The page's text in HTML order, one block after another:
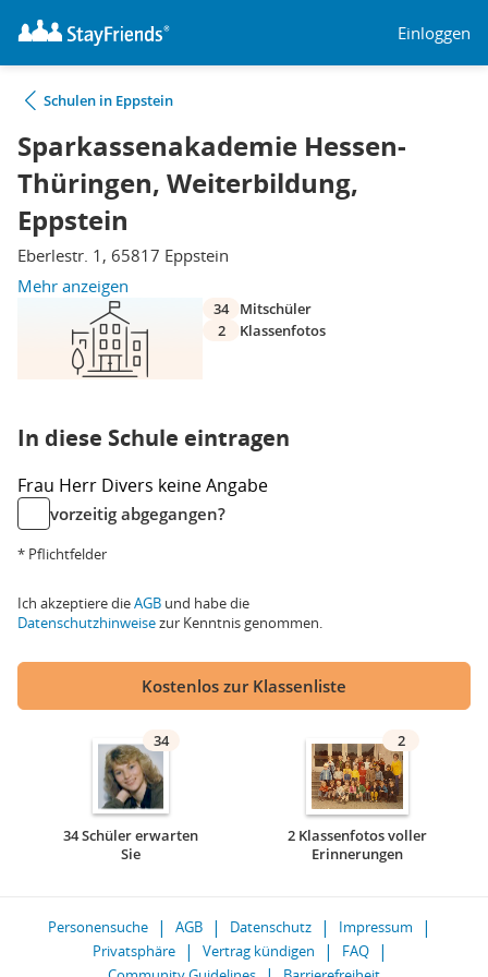
Einloggen
Schulen in Eppstein
Sparkassenakademie Hessen-
Thüringen, Weiterbildung,
Eppstein
Eberlestr. 1, 65817 Eppstein
Mehr anzeigen
34
Mitschüler
2
Klassenfotos
In diese Schule eintragen
Frau Herr Divers keine Angabe
vorzeitig abgegangen?
* Pflichtfelder
Ich akzeptiere dieAGB und habe die
Datenschutzhinweisezur Kenntnis genommen.
Kostenlos zur Klassenliste
34
34 Schüler erwarten
Sie
2
2 Klassenfotos voller
Erinnerungen
Personensuche AGB Datenschutz
Impressum
Privatsphäre
Vertrag kündigen
FAQ